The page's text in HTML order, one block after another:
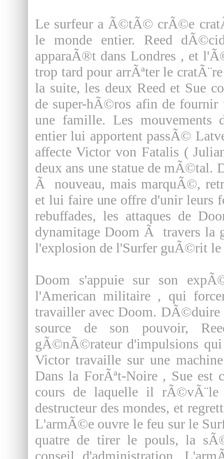
Le surfeur a Ã©tÃ© crÃ©e
le monde entier. Reed
apparaÃ®t dans Londres , et
trop tard pour arrÃªter le
la suite, les deux Reed et Sue
de super-hÃ©ros afin de
une famille. Les mouvements
entier lui apportent passÃ©
affecte Victor von Fatalis (
deux ans une statue de mÃ©tal.
Ã nouveau, mais marquÃ©,
et lui faire une offre d'unir leurs
rebuffades, les attaques de
dynamitage Doom Ã travers la
l'explosion de l'Surfer guÃ©rit le
Doom s'appuie sur son
l'American militaire , qui
travailler avec Doom. DÃ©duire
source de son pouvoir,
gÃ©nÃ©rateur d'impulsions
Victor travaille sur une
Dans la ForÃªt-Noire , Sue est
cours de laquelle il
destructeur des mondes, et
L'armÃ©e ouvre le feu sur le
quatre de tirer le pouls, la
conseil d'administration.